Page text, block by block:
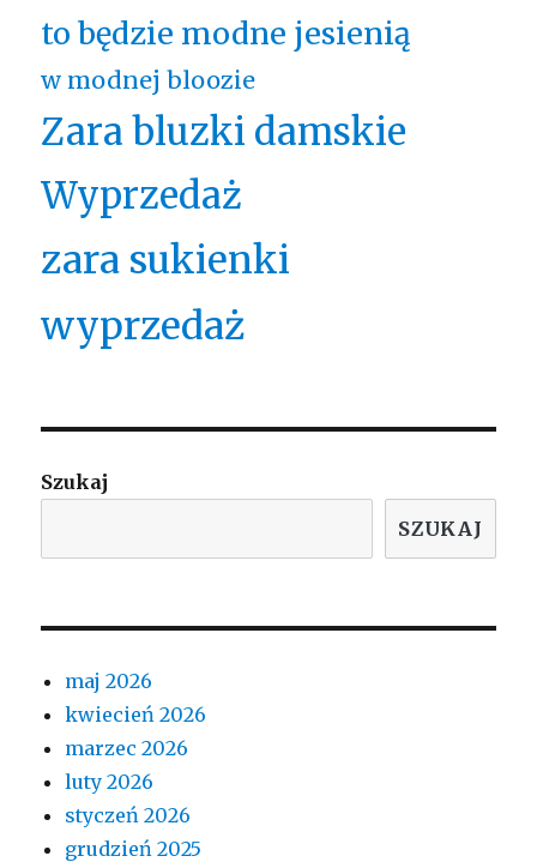
to będzie modne jesienią
w modnej bloozie
Zara bluzki damskie
Wyprzedaż
zara sukienki
wyprzedaż
Szukaj
SZUKAJ
maj 2026
kwiecień 2026
marzec 2026
luty 2026
styczeń 2026
grudzień 2025